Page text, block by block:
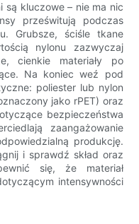
są kluczowe – nie ma nic
prześwitują podczas
Grubsze, ściśle tkane
nylonu zazwyczaj
cienkie materiały po
Na koniec weź pod
poliester lub nylon
jako rPET) oraz
bezpieczeństwa
zaangażowanie
produkcję.
i sprawdź skład oraz
się, że materiał
intensywności